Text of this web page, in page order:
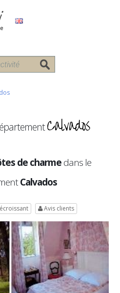
Calvados
de charmedans le
Calvados
Avis clients